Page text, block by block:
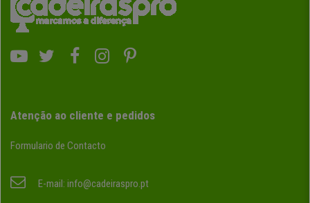
Atenção ao cliente e pedidos
Formulario de Contacto
E-mail: info@cadeiraspro.pt